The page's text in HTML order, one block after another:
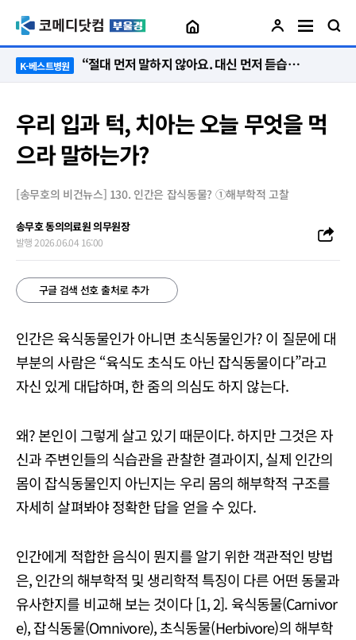
K-베스트병원 “절대 먼저 말하지 않아요. 대신 먼저 듣습니다”
우리 입과 턱, 치아는 오늘 무엇을 먹
으라 말하는가?
[송무호의 비건뉴스] 130. 인간은 잡식동물? ①해부학적 고찰
송무호 동의의료원 의무원장
발행 2026.06.04 16:00
구글 검색 선호 출처로 추가
인간은 육식동물인가 아니면 초식동물인가? 이 질문에 대
부분의 사람은 “육식도 초식도 아닌 잡식동물이다”라고
자신 있게 대답하며, 한 줌의 의심도 하지 않는다.
왜? 본인이 그렇게 살고 있기 때문이다. 하지만 그것은 자
신과 주변인들의 식습관을 관찰한 결과이지, 실제 인간의
몸이 잡식동물인지 아닌지는 우리 몸의 해부학적 구조를
자세히 살펴봐야 정확한 답을 얻을 수 있다.
인간에게 적합한 음식이 뭔지를 알기 위한 객관적인 방법
은, 인간의 해부학적 및 생리학적 특징이 다른 어떤 동물과
유사한지를 비교해 보는 것이다 [1, 2]. 육식동물(Carnivor
e), 잡식동물(Omnivore), 초식동물(Herbivore)의 해부학